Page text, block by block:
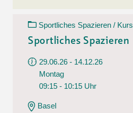
Sportliches Spazieren / Kurs
Sportliches Spazieren
29.06.26 - 14.12.26
Montag
09:15 - 10:15 Uhr
Basel